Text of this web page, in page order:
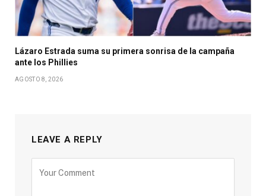
Lázaro Estrada suma su primera sonrisa de la campaña
ante los Phillies
AGOSTO 8, 2026
LEAVE A REPLY